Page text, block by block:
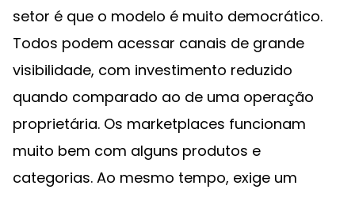
setor é que o modelo é muito democrático.
Todos podem acessar canais de grande
visibilidade, com investimento reduzido
quando comparado ao de uma operação
proprietária. Os marketplaces funcionam
muito bem com alguns produtos e
categorias. Ao mesmo tempo, exige um